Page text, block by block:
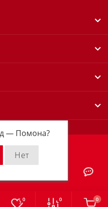
— Помона?
0 0 0
© 2026